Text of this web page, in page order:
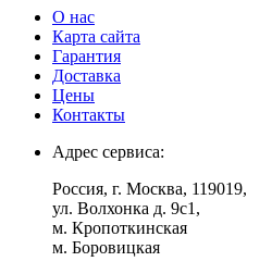
О нас
Карта сайта
Гарантия
Доставка
Цены
Контакты
Адрес сервиса:
Россия, г. Москва, 119019,
ул. Волхонка д. 9с1 ,
м. Кропоткинская
м. Боровицкая